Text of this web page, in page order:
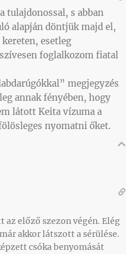
tulajdonossal, s abban
alapján döntjük majd el,
esetleg
foglalkozom fiatal
megjegyzés
annak fényében, hogy
látott Keita vízuma a
nyomatni őket.
előző szezon végén. Elég
akkor látszott a sérülése.
csóka benyomását